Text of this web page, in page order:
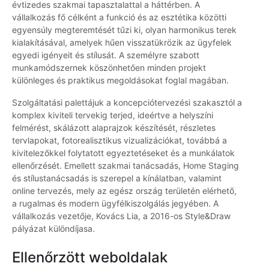
évtizedes szakmai tapasztalattal a háttérben. A
vállalkozás fő célként a funkció és az esztétika közötti
egyensúly megteremtését tűzi ki, olyan harmonikus terek
kialakításával, amelyek hűen visszatükrözik az ügyfelek
egyedi igényeit és stílusát. A személyre szabott
munkamódszernek köszönhetően minden projekt
különleges és praktikus megoldásokat foglal magában.
Szolgáltatási palettájuk a koncepciótervezési szakasztól a
komplex kiviteli tervekig terjed, ideértve a helyszíni
felmérést, skálázott alaprajzok készítését, részletes
tervlapokat, fotorealisztikus vizualizációkat, továbbá a
kivitelezőkkel folytatott egyeztetéseket és a munkálatok
ellenőrzését. Emellett szakmai tanácsadás, Home Staging
és stílustanácsadás is szerepel a kínálatban, valamint
online tervezés, mely az egész ország területén elérhető,
a rugalmas és modern ügyfélkiszolgálás jegyében. A
vállalkozás vezetője, Kovács Lia, a 2016-os Style&Draw
pályázat különdíjasa.
Ellenőrzött weboldalak